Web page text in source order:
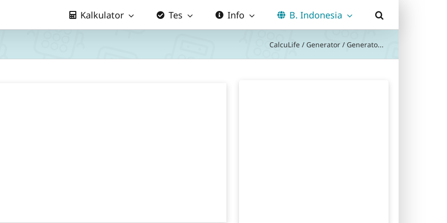
Kalkulator Tes Info B. Indonesia
CalcuLife / Generator / Generato...